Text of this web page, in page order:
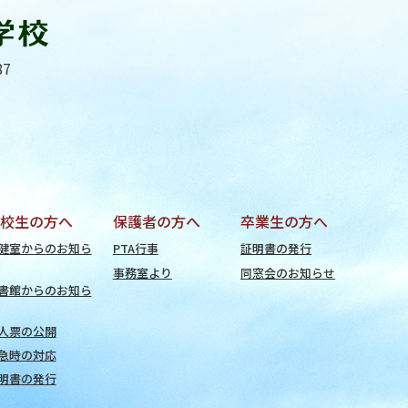
生の方へ
室からのお知ら
館からのお知ら
票の公開
時の対応
書の発行
保護者の方へ
PTA行事
事務室より
卒業生の方へ
証明書の発行
同窓会のお知らせ